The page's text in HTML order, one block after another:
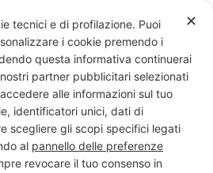
NERO SU BIANCO
di scrittura e creatività
✕
tecnici e di profilazione. Puoi
i cookie premendo i
questa informativa continuerai
partner pubblicitari selezionati
alle informazioni sul tuo
identificatori unici, dati di
scegliere gli scopi specifici legati
al pannello delle preferenze
revocare il tuo consenso in